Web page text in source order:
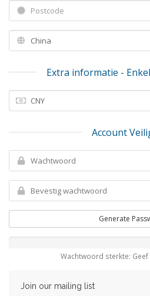
Extra informatie -
Account
Generate
Wachtwoord sterkte:
Join our mailing list